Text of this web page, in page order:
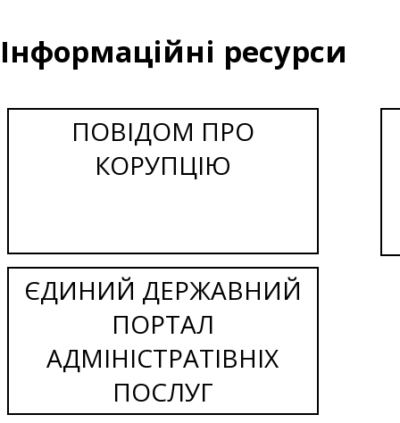
Інформаційні ресурси
ПОВІДОМ ПРО
КОРУПЦІЮ
ЄДИНИЙ ДЕРЖАВНИЙ
ПОРТАЛ
АДМІНІСТРАТІВНІХ
ПОСЛУГ